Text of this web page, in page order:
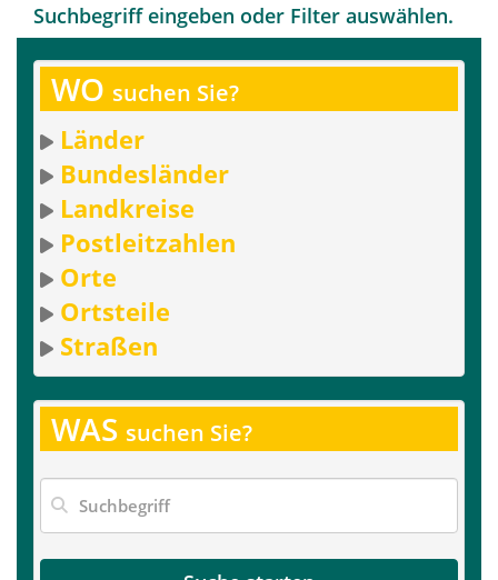
Suchbegriff eingeben oder Filter auswählen.
WO suchen Sie?
Länder
Bundesländer
Landkreise
Postleitzahlen
Orte
Ortsteile
Straßen
WAS suchen Sie?